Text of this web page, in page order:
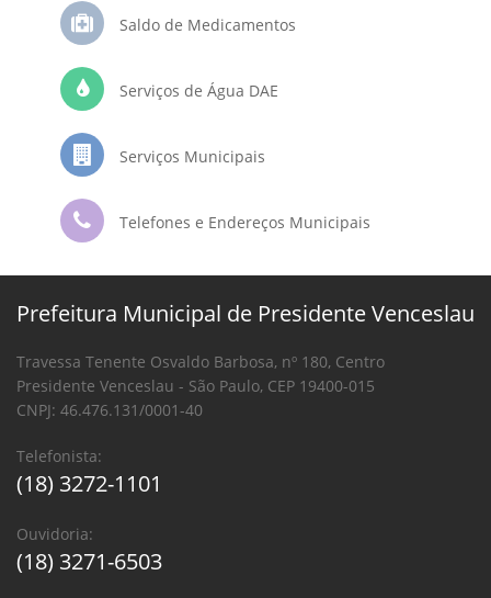
Saldo de Medicamentos
Serviços de Água DAE
Serviços Municipais
Telefones e Endereços Municipais
Prefeitura Municipal de Presidente Venceslau
Travessa Tenente Osvaldo Barbosa, nº 180, Centro
Presidente Venceslau - São Paulo, CEP 19400-015
CNPJ: 46.476.131/0001-40
Telefonista:
(18) 3272-1101
Ouvidoria:
(18) 3271-6503